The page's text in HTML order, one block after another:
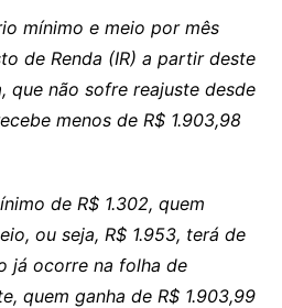
mínimo e meio por mês
de Renda (IR) a partir deste
que não sofre reajuste desde
menos de R$ 1.903,98
de R$ 1.302, quem
ou seja, R$ 1.953, terá de
já ocorre na folha de
quem ganha de R$ 1.903,99